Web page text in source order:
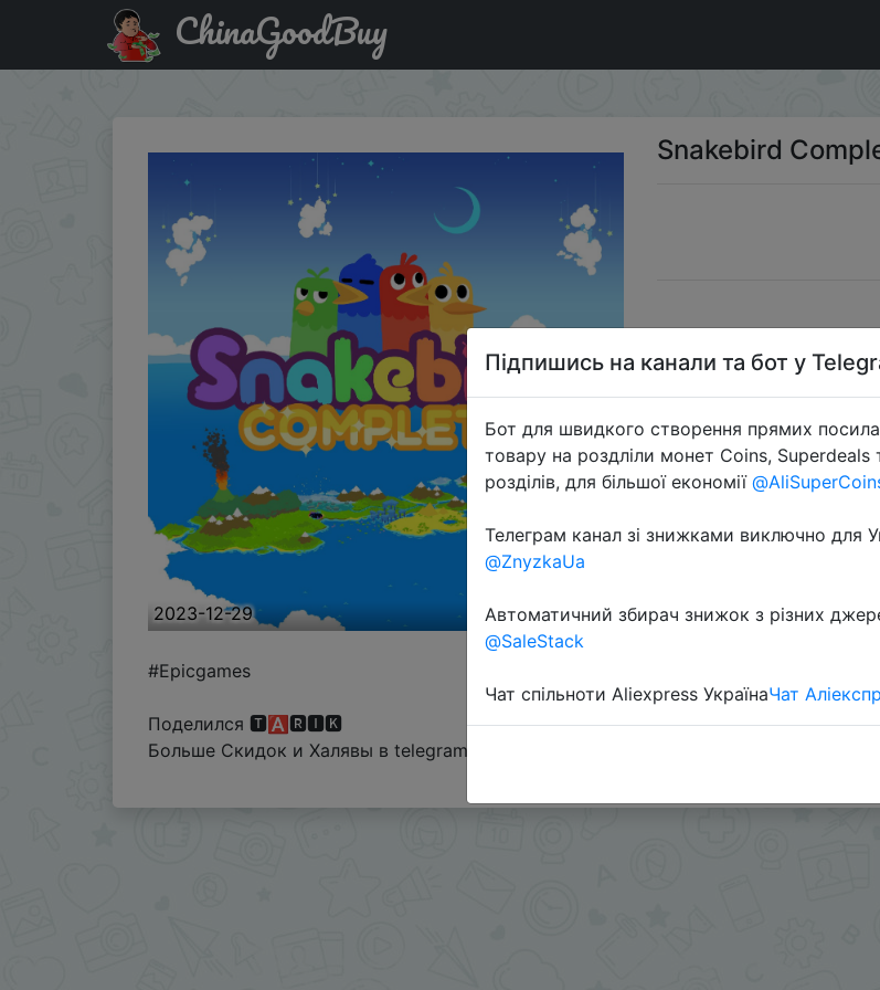
Придбати по знижці Snakebird Complete бесплатная раздача Epicgames
ChinaGoodBuy
2023-12-29
Snakebird
#Epicgames
Поделился 🆃🅰️🆁🅸🅺
Больше Скидок и Халявы в telegram
Підпишись на канали та бот у
Бот для швидкого створення прямих
товару на роздліли монет Coins, Superdeals
розділів, для більшої економії
Телеграм канал зі знижками виключно для
@ZnyzkaUa
Автоматичний збирач знижок з різних
@SaleStack
Чат спільноти Aliexpress УкраїнаЧат